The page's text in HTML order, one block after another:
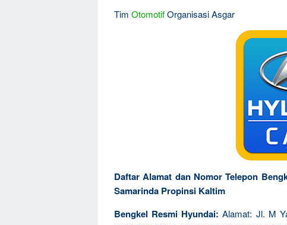
Tim OtomotifOrganisasi Asgar
Daftar Alamat dan Nomor Telepon
Samarinda Propinsi Kaltim
Bengkel Resmi Hyundai:Alamat: Jl. M